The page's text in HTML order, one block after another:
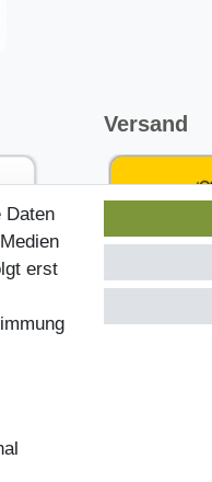
Versand
Wir haben
Daten
erst